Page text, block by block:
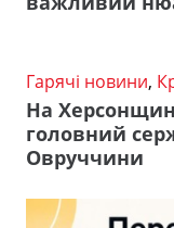
Гарячі новини,
На
головний
Овруччини